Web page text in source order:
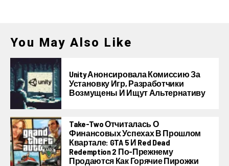
You May Also Like
Unity Анонсировала Комиссию За
Установку Игр, Разработчики
Возмущены И Ищут Альтернативу
Take-Two Отчиталась О
Финансовых Успехах В Прошлом
Квартале: GTA 5 И Red Dead
Redemption 2 По-Прежнему
Продаются Как Горячие Пирожки